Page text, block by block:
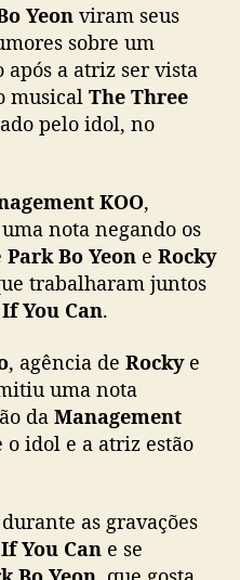
m
a
l
a
o
n
a
m
n
o
d
e
R
k
(
Yeon viram seus
sobre um
a atriz ser vista
musical The Three
pelo idol, no
KOO,
nota negando os
Park Bo Yeon e Rocky
trabalharam juntos
You Can.
, agência de Rocky e
uma nota
da Management
idol e a atriz estão
as gravações
You Can e se